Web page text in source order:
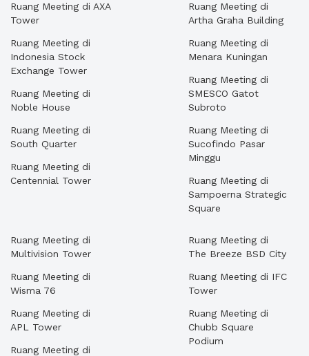
Ruang Meeting di AXA
Tower
Ruang Meeting di
Indonesia Stock
Exchange Tower
Ruang Meeting di
Noble House
Ruang Meeting di
South Quarter
Ruang Meeting di
Centennial Tower
Ruang Meeting di
Artha Graha Building
Ruang Meeting di
Menara Kuningan
Ruang Meeting di
SMESCO Gatot
Subroto
Ruang Meeting di
Sucofindo Pasar
Minggu
Ruang Meeting di
Sampoerna Strategic
Square
Ruang Meeting di
Multivision Tower
Ruang Meeting di
Wisma 76
Ruang Meeting di
APL Tower
Ruang Meeting di
Ruang Meeting di
The Breeze BSD City
Ruang Meeting di IFC
Tower
Ruang Meeting di
Chubb Square
Podium